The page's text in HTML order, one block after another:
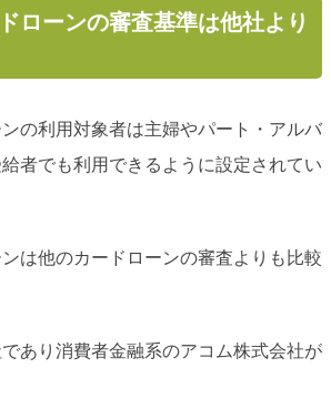
ローンの審査基準は他社より
の利用対象者は主婦やパート・アルバ
者でも利用できるように設定されてい
は他のカードローンの審査よりも比較
あり消費者金融系のアコム株式会社が